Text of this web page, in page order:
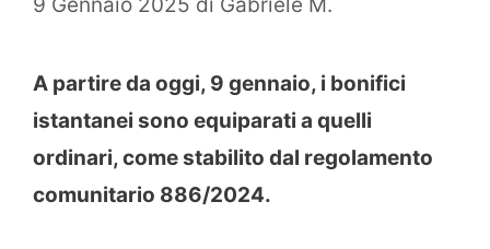
9 Gennaio 2025 di Gabriele M.
A partire da oggi, 9 gennaio, i bonifici
istantanei sono equiparati a quelli
ordinari, come stabilito dal regolamento
comunitario 886/2024.